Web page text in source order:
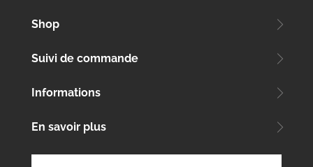
Shop
Suivi de commande
Informations
En savoir plus